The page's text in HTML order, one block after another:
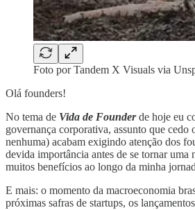
Foto por Tandem X Visuals via
Olá founders!
No tema de Vida de Founderde hoje eu
governança corporativa, assunto que cedo
nenhuma) acabam exigindo atenção dos
devida importância antes de se tornar uma
muitos benefícios ao longo da minha
E mais: o momento da macroeconomia
próximas safras de startups, os